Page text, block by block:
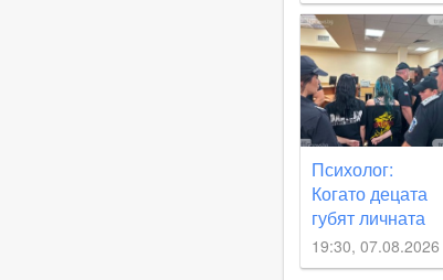
Психолог:
Когато децата
губят личната
си отговорност,
те започват да
19:30, 07.08.2026